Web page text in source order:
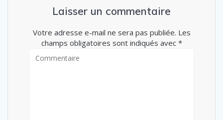
Laisser un commentaire
Votre adresse e-mail ne sera pas publiée. Les
champs obligatoires sont indiqués avec *